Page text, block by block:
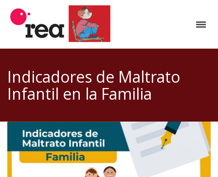
Indicadores de Maltrato
Infantil en la Familia